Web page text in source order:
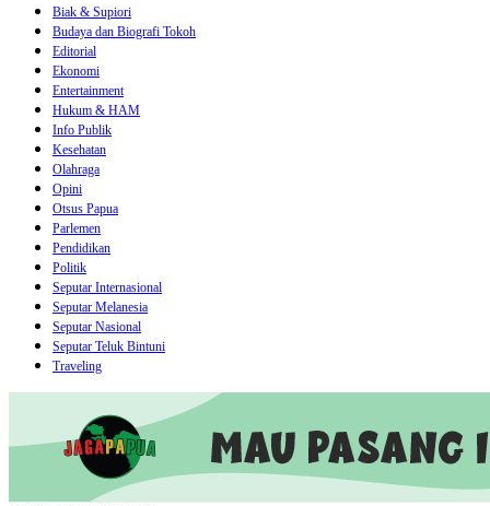
Biak & Supiori
Budaya dan Biografi Tokoh
Editorial
Ekonomi
Entertainment
Hukum & HAM
Info Publik
Kesehatan
Olahraga
Opini
Otsus Papua
Parlemen
Pendidikan
Politik
Seputar Internasional
Seputar Melanesia
Seputar Nasional
Seputar Teluk Bintuni
Traveling